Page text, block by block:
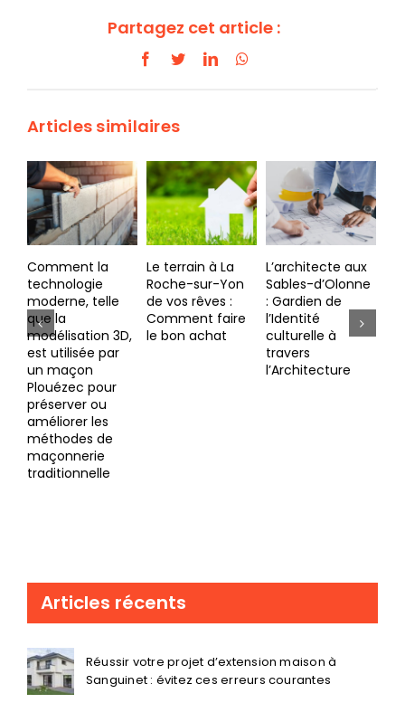
Partagez cet article :
Facebook
TwitterLinkedIn
Articles similaires
Le terrain à La
Roche-sur-Yon
de vos rêves :
Comment faire
le bon achat
L’architecte aux
Sables-d’Olonne
: Gardien de
l’Identité
culturelle à
Tendances
émergentes
dans le secteur
immobilier
Choisir le bon menuisier Vertou pour votre